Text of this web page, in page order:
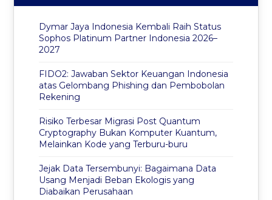
Dymar Jaya Indonesia Kembali Raih Status
Sophos Platinum Partner Indonesia 2026–
2027
FIDO2: Jawaban Sektor Keuangan Indonesia
atas Gelombang Phishing dan Pembobolan
Rekening
Risiko Terbesar Migrasi Post Quantum
Cryptography Bukan Komputer Kuantum,
Melainkan Kode yang Terburu-buru
Jejak Data Tersembunyi: Bagaimana Data
Usang Menjadi Beban Ekologis yang
Diabaikan Perusahaan